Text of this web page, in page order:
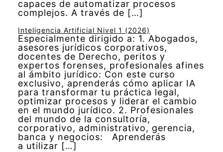
capaces de automatizar procesos
complejos. A través de […]
Inteligencia Artificial Nivel 1 (2026)
Especialmente dirigido a: 1. Abogados,
asesores jurídicos corporativos,
docentes de Derecho, peritos y
expertos forenses, profesionales afines
al ámbito jurídico: Con este curso
exclusivo, aprenderás cómo aplicar IA
para transformar tu práctica legal,
optimizar procesos y liderar el cambio
en el mundo jurídico. 2. Profesionales
del mundo de la consultoría,
corporativo, administrativo, gerencia,
banca y negocios: Aprenderás
a utilizar […]